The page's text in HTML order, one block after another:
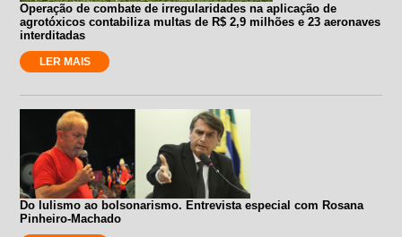
Operação de combate de irregularidades na aplicação de
agrotóxicos contabiliza multas de R$ 2,9 milhões e 23 aeronaves
interditadas
LER MAIS
Do lulismo ao bolsonarismo. Entrevista especial com Rosana
Pinheiro-Machado